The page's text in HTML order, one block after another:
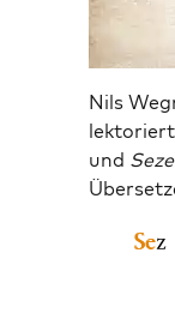
Nils
und